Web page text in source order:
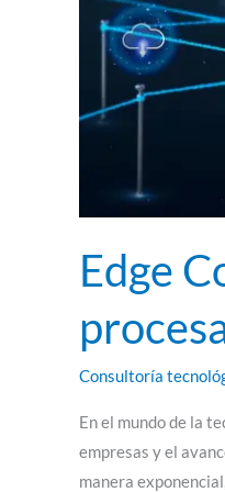
Edge
Consultoría
En el mundo de la
empresas y el
manera